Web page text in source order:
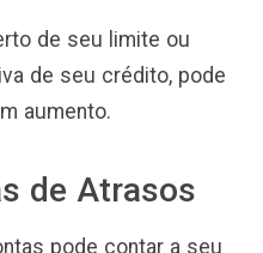
de seu limite ou
de seu crédito, pode
aumento.
de Atrasos
pode contar a seu